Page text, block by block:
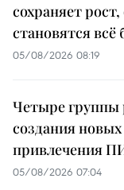
сохраняет
становятся
05/08/2026 08:19
Четыре группы
создания
привлечения
05/08/2026 07:04